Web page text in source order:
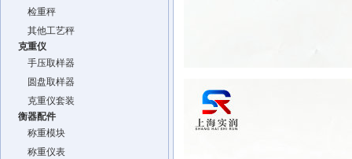
检重秤
其他工艺秤
克重仪
手压取样器
圆盘取样器
克重仪套装
衡器配件
称重模块
称重仪表